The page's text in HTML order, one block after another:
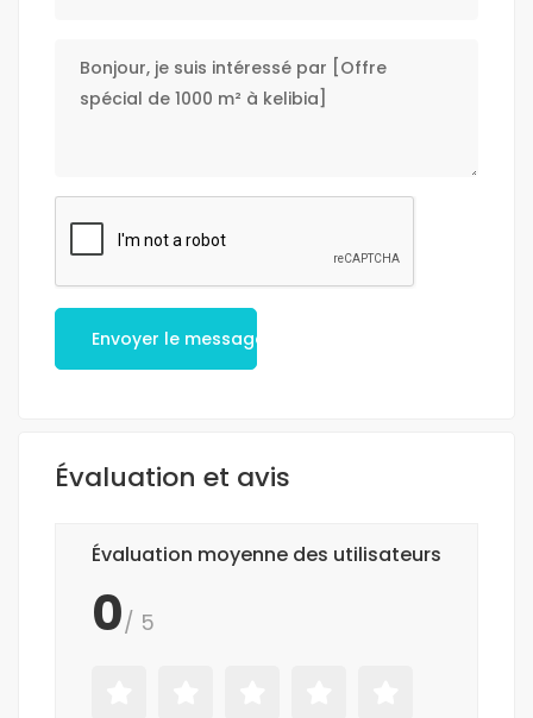
Envoyer le message
Évaluation et avis
Évaluation moyenne des utilisateurs
0/ 5